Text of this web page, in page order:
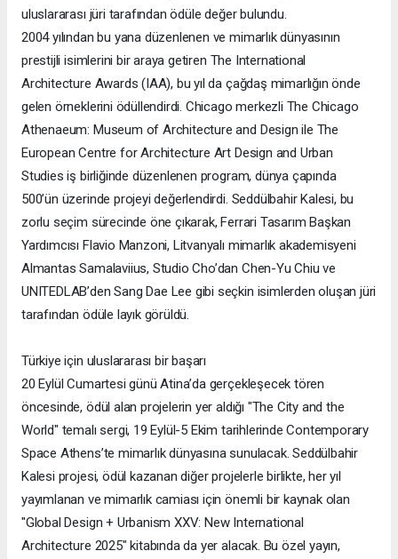
uluslararası jüri tarafından ödüle değer bulundu.
2004 yılından bu yana düzenlenen ve mimarlık dünyasının
prestijli isimlerini bir araya getiren The International
Architecture Awards (IAA), bu yıl da çağdaş mimarlığın önde
gelen örneklerini ödüllendirdi. Chicago merkezli The Chicago
Athenaeum: Museum of Architecture and Design ile The
European Centre for Architecture Art Design and Urban
Studies iş birliğinde düzenlenen program, dünya çapında
500’ün üzerinde projeyi değerlendirdi. Seddülbahir Kalesi, bu
zorlu seçim sürecinde öne çıkarak, Ferrari Tasarım Başkan
Yardımcısı Flavio Manzoni, Litvanyalı mimarlık akademisyeni
Almantas Samalaviius, Studio Cho’dan Chen-Yu Chiu ve
UNITEDLAB’den Sang Dae Lee gibi seçkin isimlerden oluşan jüri
tarafından ödüle layık görüldü.
Türkiye için uluslararası bir başarı
20 Eylül Cumartesi günü Atina’da gerçekleşecek tören
öncesinde, ödül alan projelerin yer aldığı "The City and the
World" temalı sergi, 19 Eylül-5 Ekim tarihlerinde Contemporary
Space Athens’te mimarlık dünyasına sunulacak. Seddülbahir
Kalesi projesi, ödül kazanan diğer projelerle birlikte, her yıl
yayımlanan ve mimarlık camiası için önemli bir kaynak olan
"Global Design + Urbanism XXV: New International
Architecture 2025" kitabında da yer alacak. Bu özel yayın,